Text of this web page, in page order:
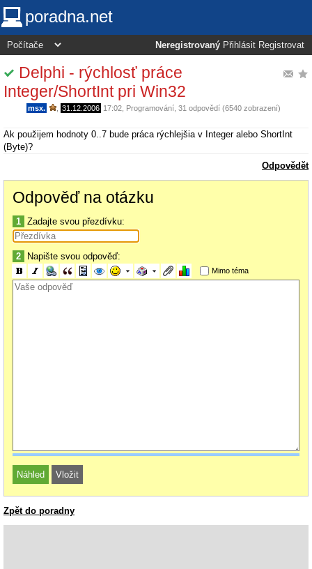
poradna.net
Neregistrovaný Přihlásit Registrovat
Delphi - rýchlosť práce
Integer/ShortInt pri Win32
msx. 31.12.2006 17:02 Programování , 31 odpovědí (6540 zobrazení)
Ak použijem hodnoty 0..7 bude práca rýchlejšia v Integer alebo ShortInt
(Byte)?
Odpovědět
Odpověď na otázku
1 Zadajte svou přezdívku:
2 Napište svou odpověď:
Mimo téma
Zpět do poradny